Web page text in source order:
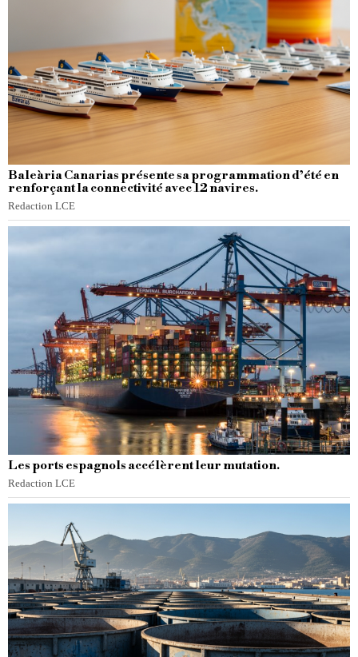
Baleària Canarias présente sa programmation d’été en
renforçant la connectivité avec 12 navires.
Redaction LCE
Les ports espagnols accélèrent leur mutation.
Redaction LCE